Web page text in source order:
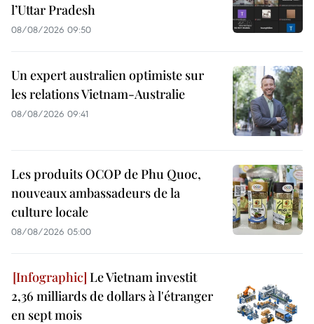
l’Uttar Pradesh
08/08/2026 09:50
Un expert australien optimiste sur
les relations Vietnam-Australie
08/08/2026 09:41
Les produits OCOP de Phu Quoc,
nouveaux ambassadeurs de la
culture locale
08/08/2026 05:00
Le Vietnam investit
2,36 milliards de dollars à l'étranger
en sept mois